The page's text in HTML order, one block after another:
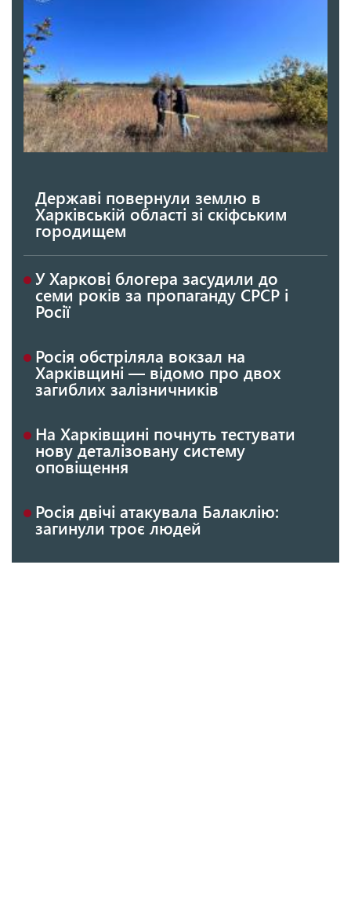
Державі повернули землю в
Харківській області зі скіфським
городищем
У Харкові блогера засудили до
семи років за пропаганду СРСР і
Росії
Росія обстріляла вокзал на
Харківщині — відомо про двох
загиблих залізничників
На Харківщині почнуть тестувати
нову деталізовану систему
оповіщення
Росія двічі атакувала Балаклію:
загинули троє людей